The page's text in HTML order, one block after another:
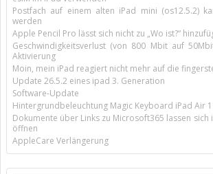
Postfach auf einem alten iPad mini (os12.5.2)
werden
Apple Pencil Pro lässt sich nicht zu „Wo ist?“
Geschwindigkeitsverlust (von 800 Mbit auf
Aktivierung
Moin, mein iPad reagiert nicht mehr auf die
Update 26.5.2 eines ipad 3. Generation
Software-Update
Hintergrundbeleuchtung Magic Keyboard iPad Air
Dokumente über Links zu Microsoft365 lassen sich
öffnen
AppleCare Verlängerung